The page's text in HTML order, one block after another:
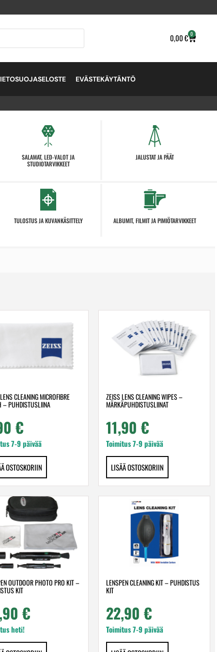
0,00€ 0
EVÄSTEKÄYTÄNTÖ
SALAMAT, LED-VALOT JA
STUDIOTARVIKKEET
JALUSTAT JA PÄÄT
TULOSTUS JA KUVANKÄSITTELY ALBUMIT, FILMIT JA PIMIÖTARVIKKEET
CLEANING MICROFIBRE
– PUHDISTUSLIINA
€
7-9 päivää
OSTOSKORIIN
ZEISS LENS CLEANING WIPES –
MÄRKÄPUHDISTUSLIINAT
11,90 €
Toimitus 7-9 päivää
LISÄÄ OSTOSKORIIN
OUTDOOR PHOTO PRO KIT –
KIT
€
heti!
LENSPEN CLEANING KIT – PUHDISTUS
KIT
22,90 €
Toimitus 7-9 päivää